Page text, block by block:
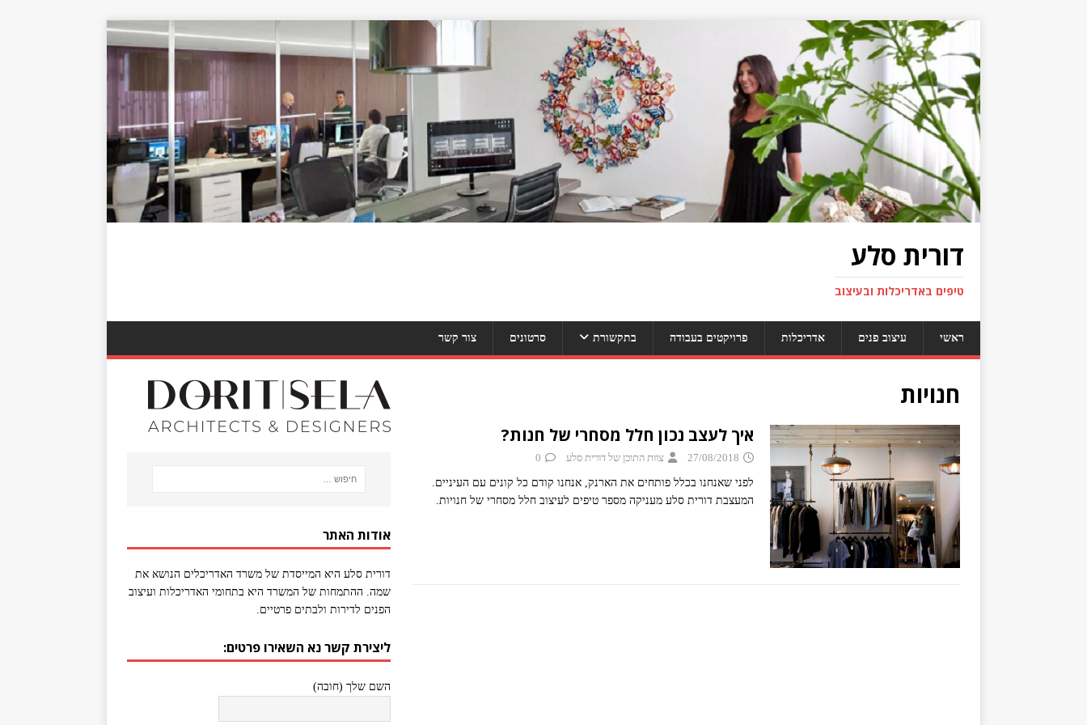
דורית סלע
טיפים באדריכלות ובעיצוב
ראשי עיצוב פנים אדריכלות פרויקטים בעבודה בתקשורת סרטונים צור קשר
חנויות
איך לעצב נכון חלל מסחרי של חנות?
27/08/2018 צוות התוכן של דורית סלע 0
לפני שאנחנו בכלל פותחים את הארנק, אנחנו קודם כל קונים עם העיניים.
המעצבת דורית סלע מעניקה מספר טיפים לעיצוב חלל מסחרי של חנויות.
אודות האתר
דורית סלע היא המייסדת של משרד האדריכלים הנושא את
שמה. ההתמחות של המשרד היא בתחומי האדריכלות ועיצוב
הפנים לדירות ולבתים פרטיים.
ליצירת קשר נא השאירו פרטים:
השם שלך (חובה)